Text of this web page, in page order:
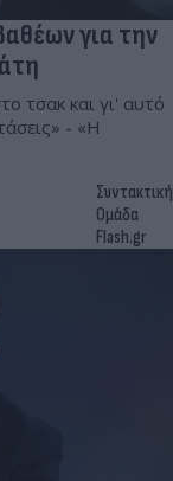
για την
τσακ και γι' αυτό
- «Η
Συντακτική
Ομάδα
Flash.gr